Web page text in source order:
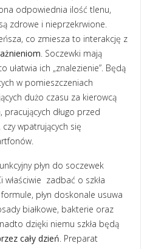
odpowiednia ilość tlenu,
zdrowe i nieprzekrwione.
co zmiesza to interakcję z
. Soczewki mają
ułatwia ich „znalezienie”. Będą
w pomieszczeniach
dużo czasu za kierowcą
długo przed
wpatrujących się
płyn do soczewek
właściwie zadbać o szkła
płyn doskonale usuwa
białkowe, bakterie oraz
dzięki niemu szkła będą
cały dzień. Preparat